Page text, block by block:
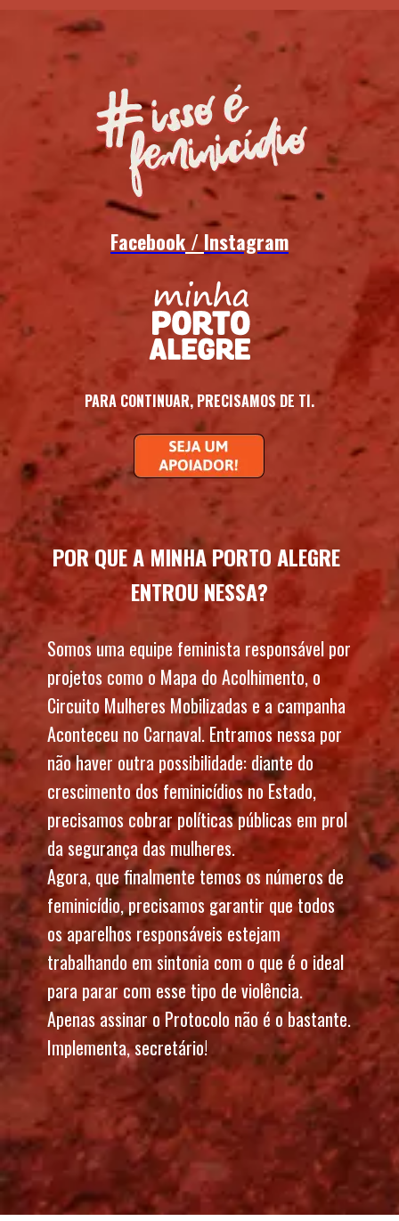
Facebook / Instagram
PARA CONTINUAR, PRECISAMOS DE TI.
POR QUE A MINHA PORTO ALEGRE
ENTROU NESSA?
Somos uma equipe feminista responsável por
projetos como o Mapa do Acolhimento, o
Circuito Mulheres Mobilizadas e a campanha
Aconteceu no Carnaval. Entramos nessa por
não haver outra possibilidade: diante do
crescimento dos feminicídios no Estado,
precisamos cobrar políticas públicas em prol
da segurança das mulheres.
Agora, que finalmente temos os números de
feminicídio, precisamos garantir que todos
os aparelhos responsáveis estejam
trabalhando em sintonia com o que é o ideal
para parar com esse tipo de violência.
Apenas assinar o Protocolo não é o bastante.
Implementa, secretário!